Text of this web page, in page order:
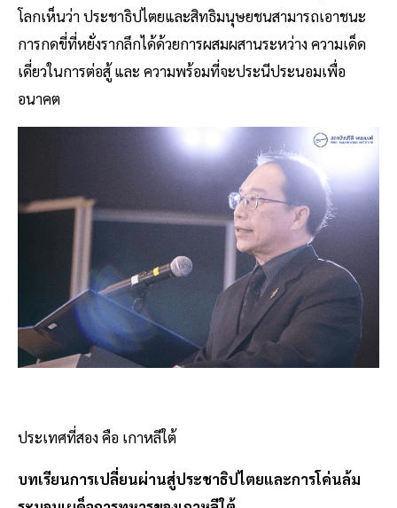
โลกเห็นว่า ประชาธิปไตยและสิทธิมนุษยชนสามารถเอาชนะ
การกดขี่ที่หยั่งรากลึกได้ด้วยการผสมผสานระหว่าง ความเด็ด
เดี่ยวในการต่อสู้ และ ความพร้อมที่จะประนีประนอมเพื่อ
อนาคต
ประเทศที่สอง คือ เกาหลีใต้
บทเรียนการเปลี่ยนผ่านสู่ประชาธิปไตยและการโค่นล้ม